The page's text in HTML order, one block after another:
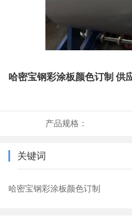
哈密宝钢彩涂板颜色订制 供
产品规格：
关键词
哈密宝钢彩涂板颜色订制